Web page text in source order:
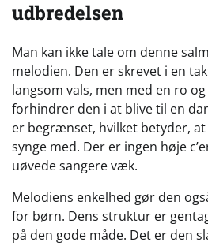
udbredelsen
Man kan ikke tale om denne
melodien. Den er skrevet i en
langsom vals, men med en ro
forhindrer den i at blive til en
er begrænset, hvilket betyder,
synge med. Der er ingen høje
uøvede sangere væk.
Melodiens enkelhed gør den
for børn. Dens struktur er
på den gode måde. Det er den